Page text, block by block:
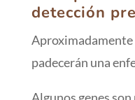
detección
Aproximadamente
padecerán una